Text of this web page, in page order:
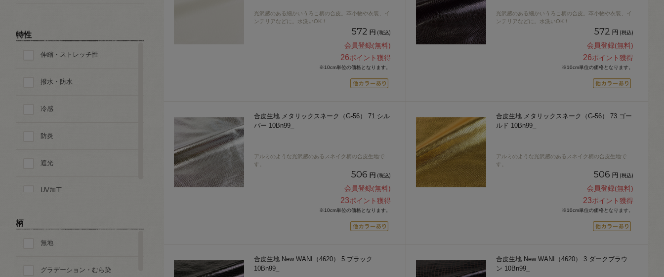
特性
伸縮・ストレッチ性
撥水・防水
冷感
防炎
遮光
UV加工
柄
無地
グラデーション・むら染
光沢感のある細かいうろこ柄の合皮。革小物や衣装、イ
ンテリアなどに。水洗いOK！
572 円 (税込)
会員登録(無料)
26ポイント獲得
※10cm単位の価格となります。
光沢感のある細かいうろこ柄の合皮。革小物や衣装、イ
ンテリアなどに。水洗いOK！
572 円 (税込)
会員登録(無料)
26ポイント獲得
※10cm単位の価格となります。
合皮生地 メタリックスネーク（G-56） 71.シル
バー 10Bn99_
アルミのような光沢感のあるスネイク柄の合皮生地で
す。
506 円 (税込)
会員登録(無料)
23ポイント獲得
※10cm単位の価格となります。
合皮生地 メタリックスネーク（G-56） 73.ゴー
ルド 10Bn99_
アルミのような光沢感のあるスネイク柄の合皮生地で
す。
506 円 (税込)
会員登録(無料)
23ポイント獲得
※10cm単位の価格となります。
合皮生地 New WANI（4620） 5.ブラック
10Bn99_
合皮生地 New WANI（4620） 3.ダークブラウ
ン 10Bn99_